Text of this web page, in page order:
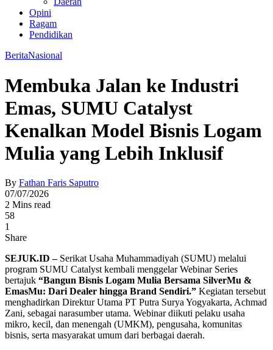
Opini
Ragam
Pendidikan
BeritaNasional
Membuka Jalan ke Industri
Emas, SUMU Catalyst
Kenalkan Model Bisnis Logam
Mulia yang Lebih Inklusif
By Fathan Faris Saputro
07/07/2026
2 Mins read
58
1
Share
SEJUK.ID –Serikat Usaha Muhammadiyah (SUMU) melalui
program SUMU Catalyst kembali menggelar Webinar Series
bertajuk “Bangun Bisnis Logam Mulia Bersama SilverMu &
EmasMu: Dari Dealer hingga Brand Sendiri.” Kegiatan tersebut
menghadirkan Direktur Utama PT Putra Surya Yogyakarta, Achmad
Zani, sebagai narasumber utama. Webinar diikuti pelaku usaha
mikro, kecil, dan menengah (UMKM), pengusaha, komunitas
bisnis, serta masyarakat umum dari berbagai daerah.